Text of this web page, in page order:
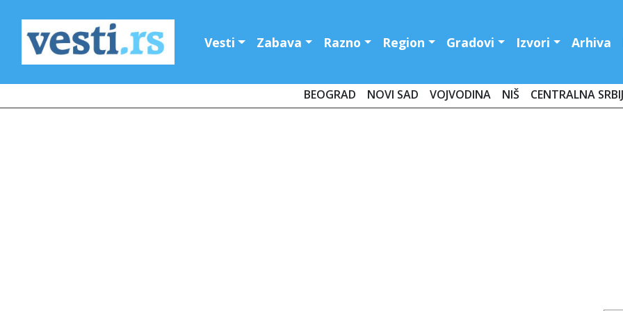
Vesti Zabava Razno Region Gradovi Izvori Arhiva
BEOGRAD NOVI SAD VOJVODINA NIŠ CENTRALNA